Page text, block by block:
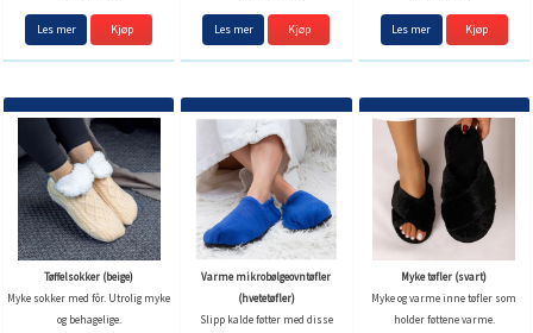
Les mer Kjøp Les mer Kjøp Les mer Kjøp
Tøffelsokker (beige)
Myke sokker med fôr. Utrolig myke
og behagelige.
Varme mikrobølgeovntøfler
(hvetetøfler)
Slipp kalde føtter med disse
Myke tøfler (svart)
Myke og varme inne tøfler som
holder føttene varme.